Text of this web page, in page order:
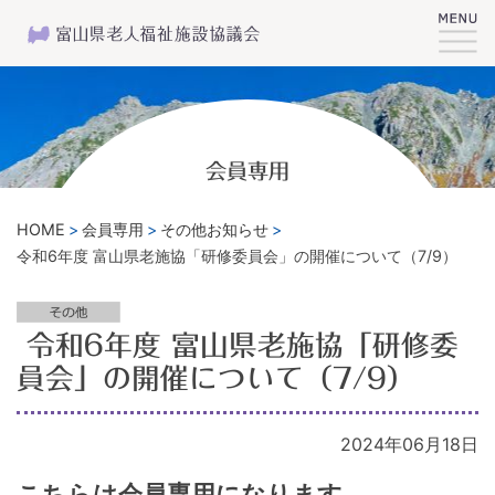
会員専用
HOME 会員専用
その他お知らせ
令和6年度 富山県老施協「研修委員会」の開催について（7/9）
令和6年度 富山県老施協「研修委
員会」の開催について（7/9）
2024年06月18日